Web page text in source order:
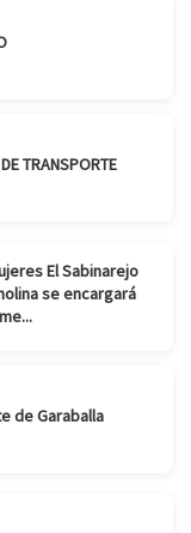
TRANSPORTE
El Sabinarejo
se encargará
de Garaballa